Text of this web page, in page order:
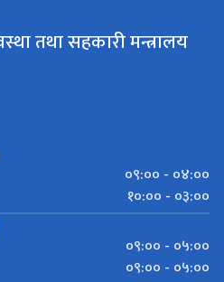
तथा सहकारी मन्त्रालय
०९:०० - ०४:००
१०:०० - ०३:००
०९:०० - ०५:००
०९:०० - ०५:००